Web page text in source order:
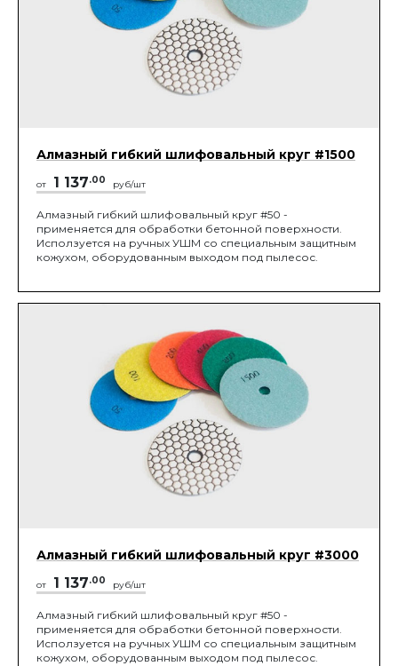
Алмазный гибкий шлифовальный круг #1500
от 1 137.00 руб/шт
Алмазный гибкий шлифовальный круг #50 -
применяется для обработки бетонной поверхности.
Исползуется на ручных УШМ со специальным защитным
кожухом, оборудованным выходом под пылесос.
Алмазный гибкий шлифовальный круг #3000
от 1 137.00 руб/шт
Алмазный гибкий шлифовальный круг #50 -
применяется для обработки бетонной поверхности.
Исползуется на ручных УШМ со специальным защитным
кожухом, оборудованным выходом под пылесос.